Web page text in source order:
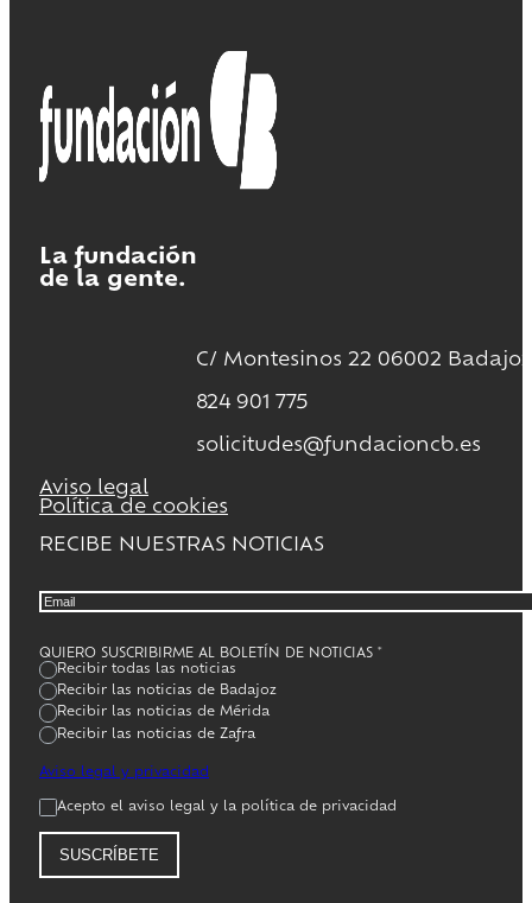
La fundación
de la gente.
C/ Montesinos 22 06002 Badajoz
824 901 775
solicitudes@fundacioncb.es
Aviso legal
Política de cookies
RECIBE NUESTRAS NOTICIAS
QUIERO SUSCRIBIRME AL BOLETÍN DE NOTICIAS *
Recibir todas las noticias
Recibir las noticias de Badajoz
Recibir las noticias de Mérida
Recibir las noticias de Zafra
Aviso legal y privacidad
Acepto el aviso legal y la política de privacidad
SUSCRÍBETE